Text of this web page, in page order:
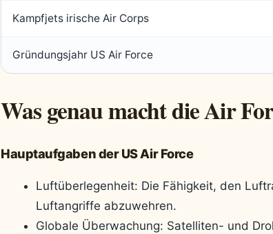
Kampfjets irische Air Corps
Gründungsjahr US Air Force
Was genau macht die Air
Hauptaufgaben der US Air Force
Luftüberlegenheit: Die Fähigkeit, den
Luftangriffe abzuwehren.
Globale Überwachung: Satelliten- und